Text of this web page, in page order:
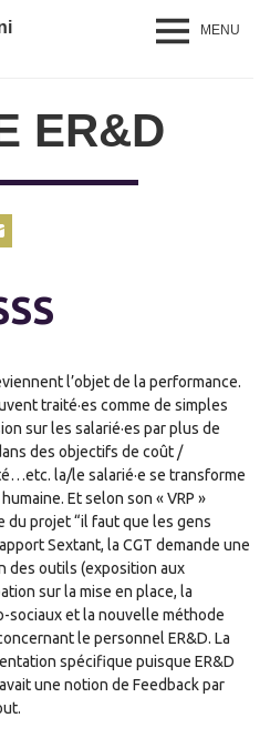
MENU
ER&D
l’objet de la performance.
traité·es comme de simples
sur les salarié·es par plus de
des objectifs de coût /
la/le salarié·e se transforme
Et selon son « VRP »
du projet “il faut que les gens
Sextant, la CGT demande une
des outils (exposition aux
sur la mise en place, la
sociaux et la nouvelle méthode
le personnel ER&D. La
spécifique puisque ER&D
une notion de Feedback par